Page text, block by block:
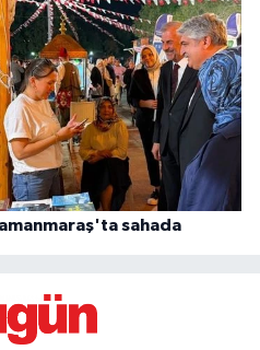
sahada